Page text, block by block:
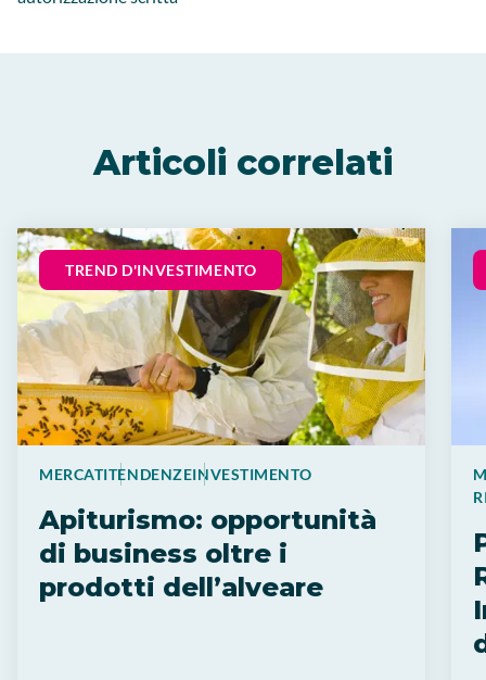
Articoli correlati
TREND D'INVESTIMENTO
MERCATITENDENZEINVESTIMENTO
Apiturismo: opportunità
di business oltre i
prodotti dell’alveare